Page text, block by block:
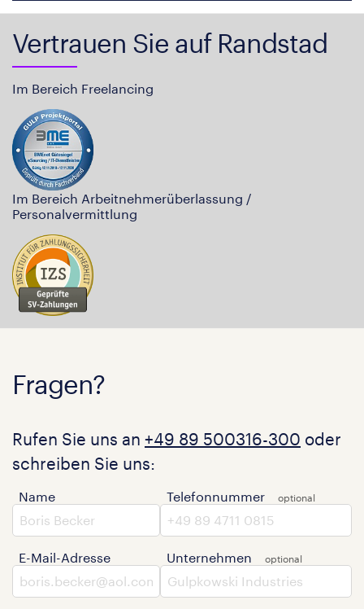
Vertrauen Sie auf Randstad
Im Bereich Freelancing
Im Bereich Arbeitnehmerüberlassung /
Personalvermittlung
Fragen?
Rufen Sie uns an +49 89 500316-300 oder
schreiben Sie uns:
Name
E-Mail-Adresse
Telefonnummer
Unternehmen